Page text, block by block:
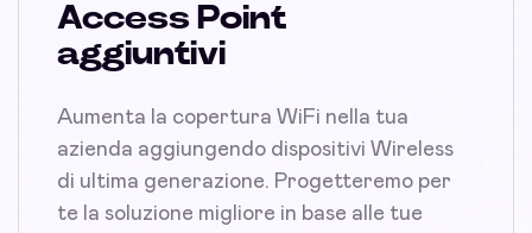
Access Point
aggiuntivi
Aumenta la copertura WiFi nella tua
azienda aggiungendo dispositivi Wireless
di ultima generazione. Progetteremo per
te la soluzione migliore in base alle tue